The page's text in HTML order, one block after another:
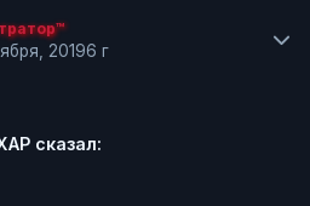
20196 г
сказал: